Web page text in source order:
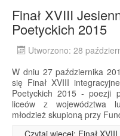
Finał XVIII
Poetyckich 2015
Utworzono: 28
W dniu 27 października
się Finał XVIII
Poetyckich 2015 - poezji
liceów z województwa
młodzież skupioną przy